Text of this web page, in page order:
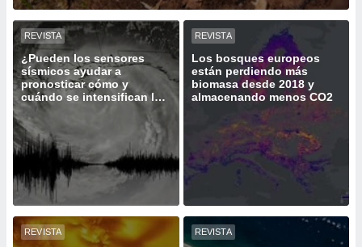
Para
su
u
datos
momento
en
en
en
REVISTA
¿Pueden los sensores
sísmicos ayudar a
pronosticar cómo y
cuándo se intensifican los
huracanes?
REVISTA
Los bosques europeos
están perdiendo más
biomasa desde 2018 y
almacenando menos CO2
REVISTA REVISTA